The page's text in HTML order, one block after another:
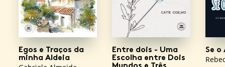
Egos e Traços da
minha Aldeia
Entre dois - Uma
Escolha entre Dois
Se o